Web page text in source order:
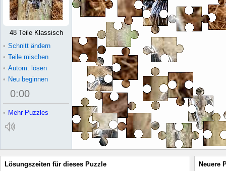
48 Teile Klassisch
• Schnitt ändern
• Teile mischen
• Autom. lösen
• Neu beginnen
0:00
• Mehr Puzzles
Lösungszeiten für dieses Puzzle
Neuere